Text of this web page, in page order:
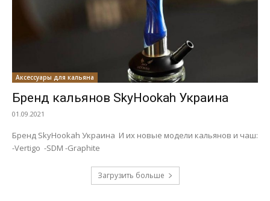
Аксессуары для кальяна
Бренд кальянов SkyHookah Украина
01.09.2021
Бренд SkyHookah Украина И их новые модели кальянов и чаш:
-Vertigo -SDM -Graphite
Загрузить больше